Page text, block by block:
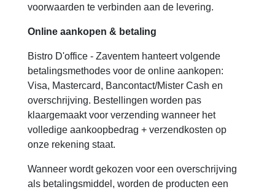
voorwaarden te verbinden aan de levering.
Online aankopen & betaling
Bistro D'office - Zaventem hanteert volgende
betalingsmethodes voor de online aankopen:
Visa, Mastercard, Bancontact/Mister Cash en
overschrijving. Bestellingen worden pas
klaargemaakt voor verzending wanneer het
volledige aankoopbedrag + verzendkosten op
onze rekening staat.
Wanneer wordt gekozen voor een overschrijving
als betalingsmiddel, worden de producten een